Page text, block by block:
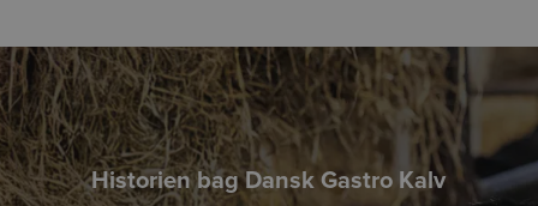
Historien bag Dansk Gastro Kalv